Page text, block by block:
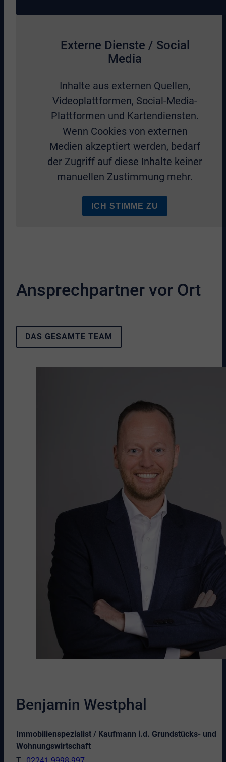
Externe Dienste / Social
Media
Inhalte aus externen Quellen,
Videoplattformen, Social-Media-
Plattformen und Kartendiensten.
Wenn Cookies von externen
Medien akzeptiert werden, bedarf
der Zugriff auf diese Inhalte keiner
manuellen Zustimmung mehr.
ICH STIMME ZU
Ansprechpartner vor Ort
DAS GESAMTE TEAM
Benjamin Westphal
Immobilienspezialist / Kaufmann i.d. Grundstücks- und
Wohnungswirtschaft